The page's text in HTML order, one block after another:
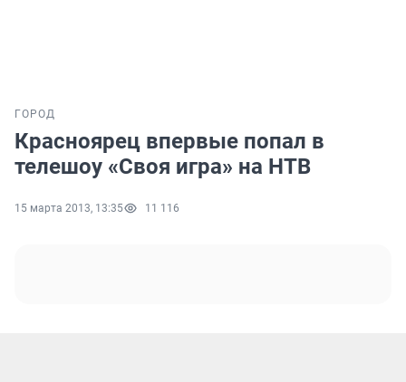
ГОРОД
Красноярец впервые попал в
телешоу «Своя игра» на НТВ
15 марта 2013, 13:35 11 116